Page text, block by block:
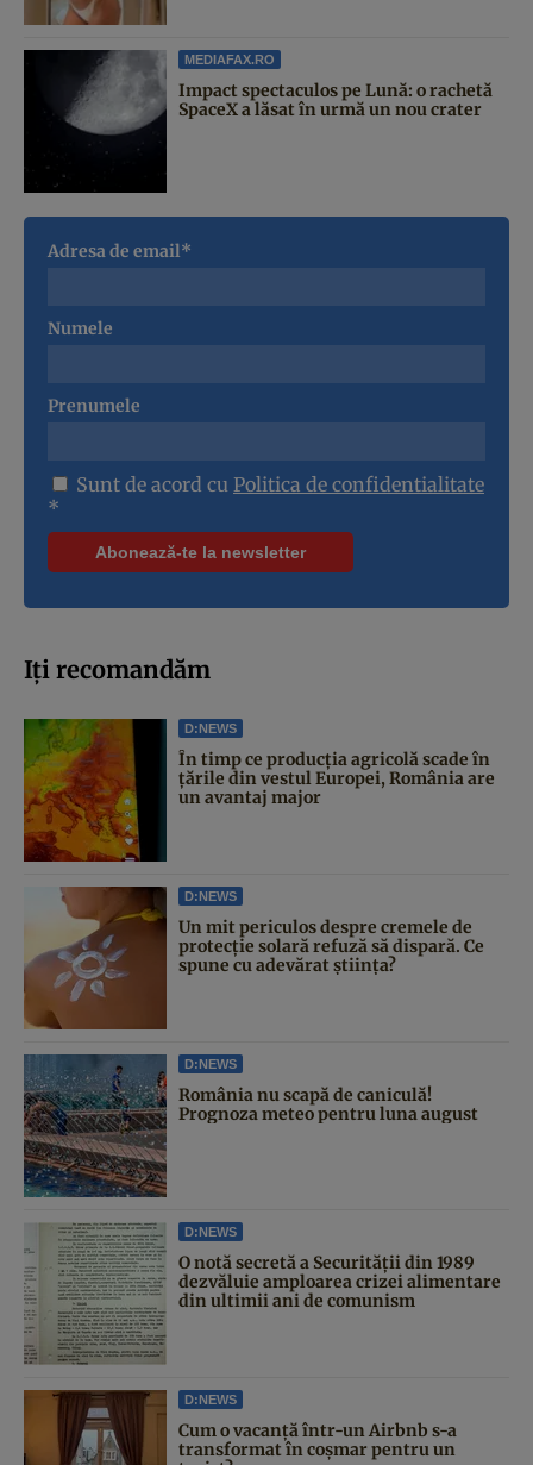
MEDIAFAX.RO
Impact spectaculos pe Lună: o rachetă
SpaceX a lăsat în urmă un nou crater
Adresa de email*
Numele
Prenumele
Sunt de acord cu Politica de confidentialitate
*
Iți recomandăm
D:NEWS
În timp ce producția agricolă scade în
țările din vestul Europei, România are
un avantaj major
D:NEWS
Un mit periculos despre cremele de
protecție solară refuză să dispară. Ce
spune cu adevărat știința?
D:NEWS
România nu scapă de caniculă!
Prognoza meteo pentru luna august
D:NEWS
O notă secretă a Securității din 1989
dezvăluie amploarea crizei alimentare
din ultimii ani de comunism
D:NEWS
Cum o vacanță într-un Airbnb s-a
transformat în coșmar pentru un